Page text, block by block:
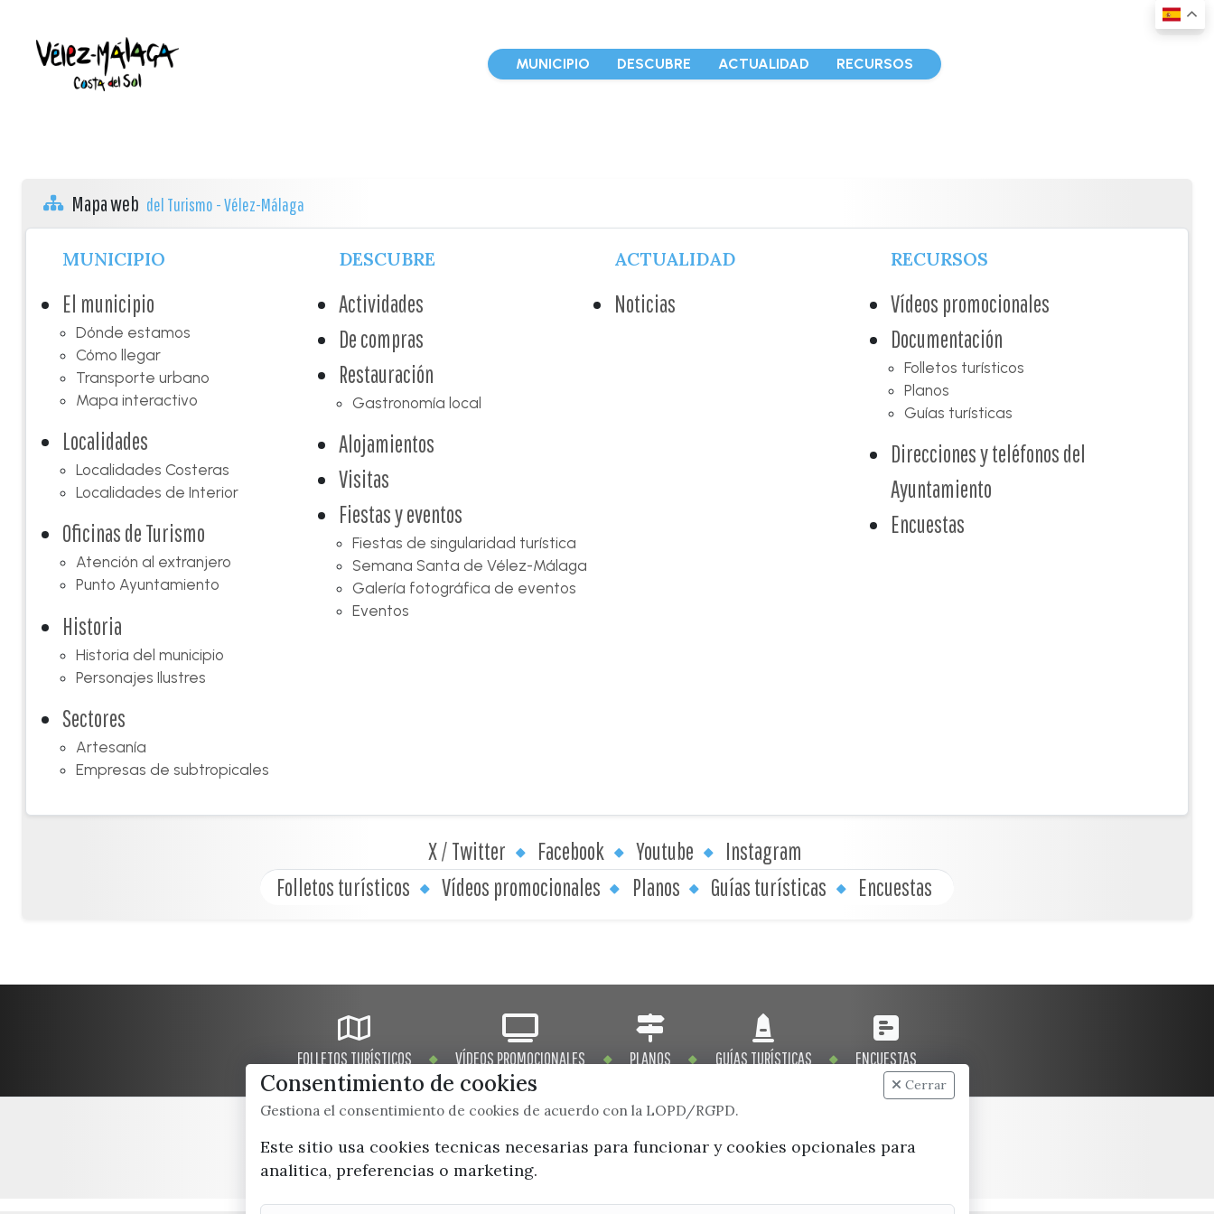
MUNICIPIO DESCUBRE ACTUALIDAD RECURSOS
Mapa web del Turismo - Vélez-Málaga
MUNICIPIO
El municipio
Dónde estamos
Cómo llegar
Transporte urbano
Mapa interactivo
Localidades
Localidades Costeras
Localidades de Interior
Oficinas de Turismo
Atención al extranjero
Punto Ayuntamiento
Historia
Historia del municipio
Personajes Ilustres
Sectores
Artesanía
Empresas de subtropicales
DESCUBRE
Actividades
De compras
Restauración
Gastronomía local
Alojamientos
Visitas
Fiestas y eventos
Fiestas de singularidad turística
Semana Santa de Vélez-Málaga
Galería fotográfica de eventos
Eventos
ACTUALIDAD
Noticias
RECURSOS
Vídeos promocionales
Documentación
Folletos turísticos
Planos
Guías turísticas
Direcciones y teléfonos del
Ayuntamiento
Encuestas
X / Twitter Facebook Youtube
Instagram
Folletos turísticos
Vídeos promocionales Planos Guías turísticas Encuestas
FOLLETOS TURÍSTICOS VÍDEOS PROMOCIONALES PLANOS GUÍAS TURÍSTICAS ENCUESTAS
x / twitter
Consentimiento de cookies
Gestiona el consentimiento de cookies de acuerdo con la LOPD/RGPD.
Cerrar
Este sitio usa cookies tecnicas necesarias para funcionar y cookies opcionales para
analitica, preferencias o marketing.